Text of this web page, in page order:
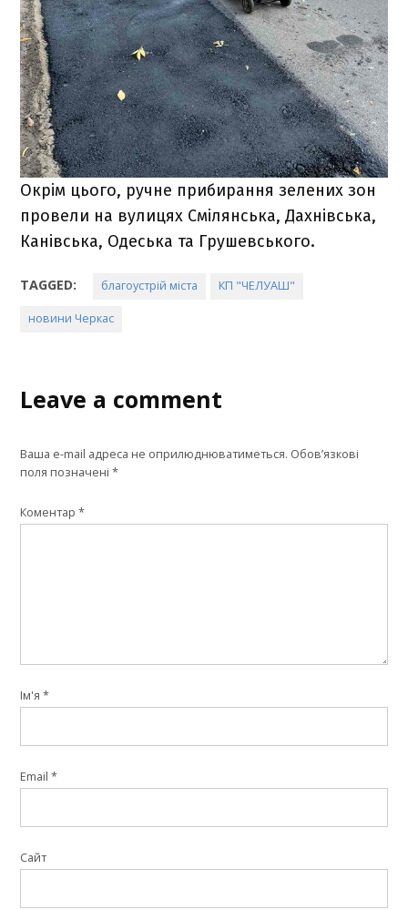
Окрім цього, ручне прибирання зелених зон
провели на вулицях Смілянська, Дахнівська,
Канівська, Одеська та Грушевського.
TAGGED: благоустрій міста КП "ЧЕЛУАШ"
новини Черкас
Leave a comment
Ваша e-mail адреса не оприлюднюватиметься. Обов’язкові
поля позначені*
Коментар*
Ім'я*
Email*
Сайт